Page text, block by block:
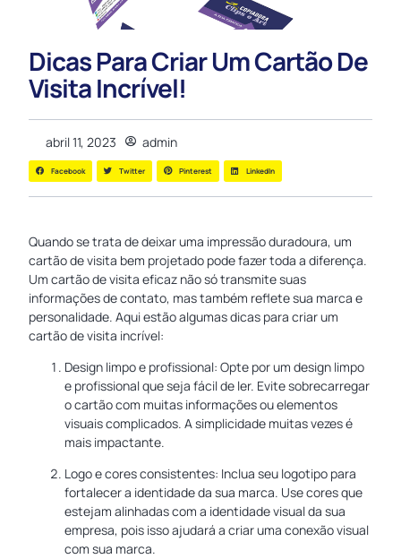
Dicas Para Criar Um Cartão De
Visita Incrível!
abril 11, 2023 admin
Facebook Twitter Pinterest LinkedIn
Quando se trata de deixar uma impressão duradoura, um
cartão de visita bem projetado pode fazer toda a diferença.
Um cartão de visita eficaz não só transmite suas
informações de contato, mas também reflete sua marca e
personalidade. Aqui estão algumas dicas para criar um
cartão de visita incrível:
Design limpo e profissional: Opte por um design limpo
e profissional que seja fácil de ler. Evite sobrecarregar
o cartão com muitas informações ou elementos
visuais complicados. A simplicidade muitas vezes é
mais impactante.
Logo e cores consistentes: Inclua seu logotipo para
fortalecer a identidade da sua marca. Use cores que
estejam alinhadas com a identidade visual da sua
empresa, pois isso ajudará a criar uma conexão visual
com sua marca.